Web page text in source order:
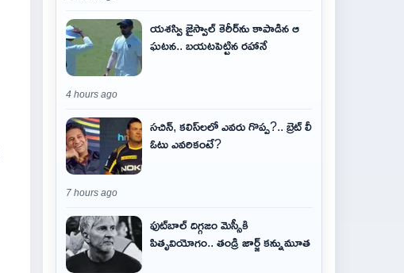
యశస్వి జైస్వాల్ కెరీర్‌ను కాపాడిన ఆ
ఘటన.. బయటపెట్టిన రహానే
4 hours ago
సచిన్, కలిస్‌లలో ఎవరు గొప్ప?.. బ్రెట్ లీ
ఓటు ఎవరికంటే?
7 hours ago
ఫుట్‌బాల్ దిగ్గజం మెస్సీకి
పితృవియోగం.. తండ్రి జార్జ్ కన్నుమూత